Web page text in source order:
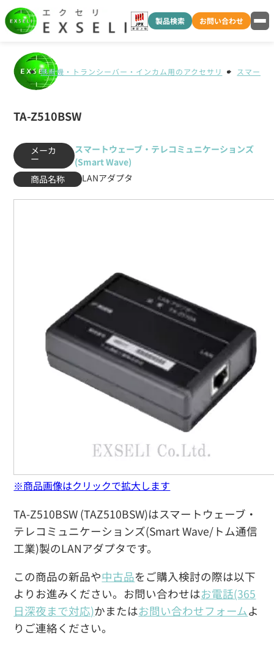
製品検索 お問い合わせ
無線機・トランシーバー・インカム用のアクセサリ スマート
TA-Z510BSW
メーカ
ー
スマートウェーブ・テレコミュニケーションズ
(Smart Wave)
商品名称
LANアダプタ
TA-Z510BSW (TAZ510BSW)はスマートウェーブ・
テレコミュニケーションズ(Smart Wave/トム通信
工業)製のLANアダプタです。
この商品の新品や中古品をご購入検討の際は以下
よりお進みください。お問い合わせはお電話(365
日深夜まで対応)かまたはお問い合わせフォームよ
りご連絡ください。
※商品画像はクリックで拡大します